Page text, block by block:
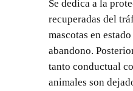
Se dedica a la
recuperadas del
mascotas en
abandono.
tanto conductual
animales son